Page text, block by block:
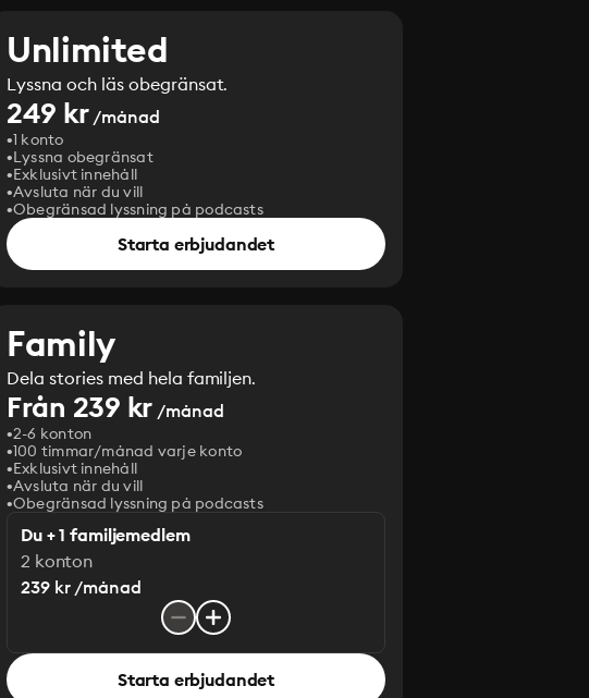
Unlimited
Lyssna och läs obegränsat.
249 kr/månad
1 konto
Lyssna obegränsat
Exklusivt innehåll
Avsluta när du vill
Obegränsad lyssning på podcasts
Starta erbjudandet
Family
Dela stories med hela familjen.
Från 239 kr /månad
2-6 konton
100 timmar/månad varje konto
Exklusivt innehåll
Avsluta när du vill
Obegränsad lyssning på podcasts
Du + 1 familjemedlem
2 konton
239 kr /månad
Starta erbjudandet